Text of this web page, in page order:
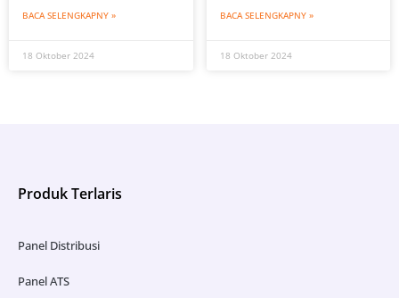
BACA SELENGKAPNY »
18 Oktober 2024
BACA SELENGKAPNY »
18 Oktober 2024
Produk Terlaris
Panel Distribusi
Panel ATS